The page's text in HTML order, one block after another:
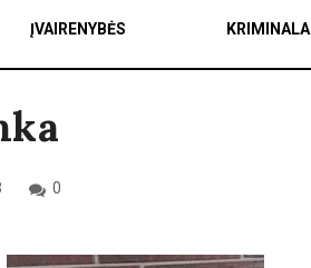
ĮVAIRENYBĖS KRIMINALAI
0